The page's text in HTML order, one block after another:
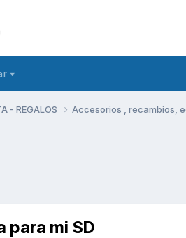
- REGALOS Accesorios , recambios,
para mi SD